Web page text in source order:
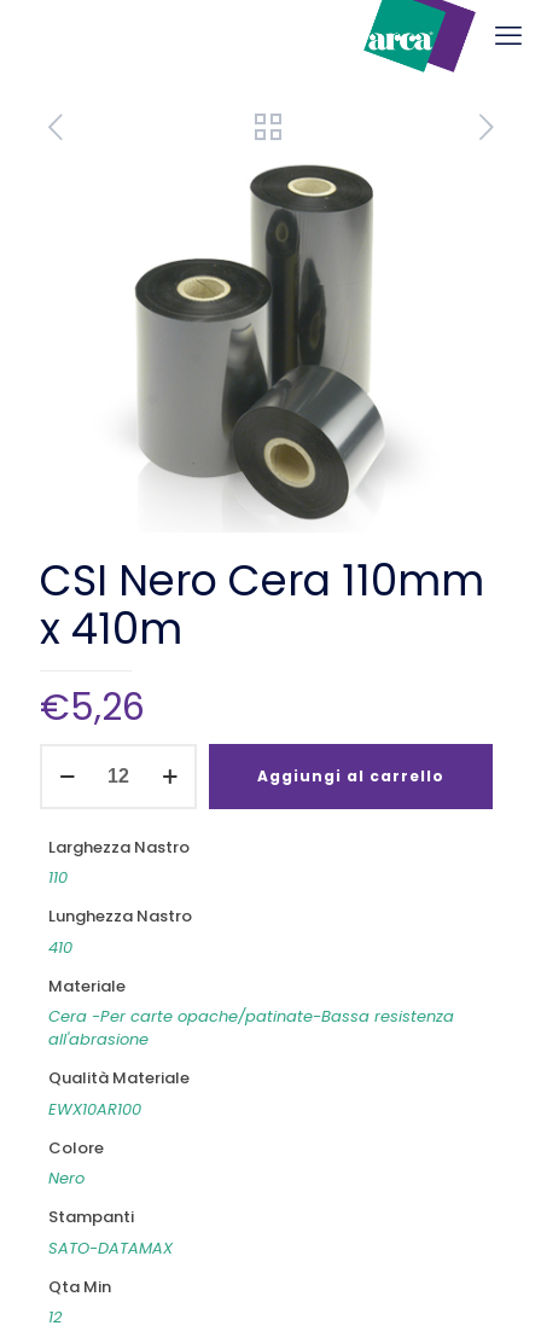
CSI Nero Cera 110mm
x 410m
€5,26
Nero
410m
Aggiungi al carrello
Larghezza Nastro
110
Lunghezza Nastro
410
Materiale
Cera -Per carte opache/patinate-Bassa resistenza
all'abrasione
Qualità Materiale
EWX10AR100
Colore
Nero
Stampanti
SATO-DATAMAX
Qta Min
12